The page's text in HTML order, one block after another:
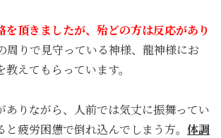
を頂きましたが、殆どの方は反応があり
周りで見守っている神様、龍神様にお
えてもらっています。
ありながら、人前では気丈に振舞ってい
疲労困憊で倒れ込んでしまう方。 体調